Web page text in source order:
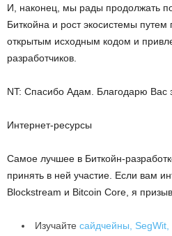
И, наконец, мы рады продолжать
Биткойна и рост экосистемы
открытым исходным кодом и
разработчиков.
NT: Спасибо Адам. Благодарю Вас
Интернет-ресурсы
Самое лучшее в Биткойн-
принять в ней участие. Если вам
Blockstream и Bitcoin Core, я
Изучайте сайдчейны, SegWit,